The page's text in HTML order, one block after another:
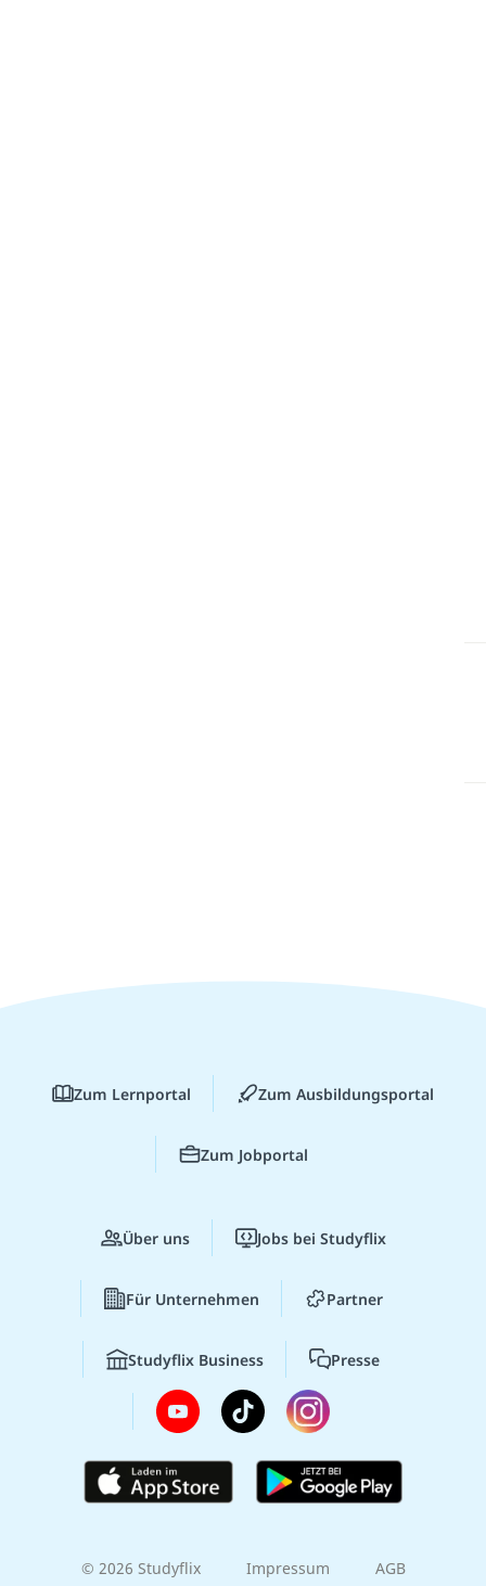
Zum Lernportal Zum Ausbildungsportal
Zum Jobportal
Über uns Jobs bei Studyflix
Für Unternehmen Partner
Studyflix Business Presse
© 2026 Studyflix Impressum AGB